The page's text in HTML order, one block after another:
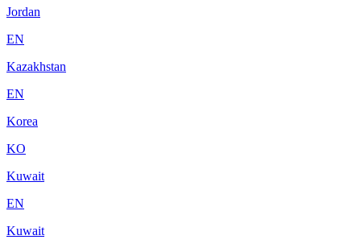
Jordan
EN
Kazakhstan
EN
Korea
KO
Kuwait
EN
Kuwait